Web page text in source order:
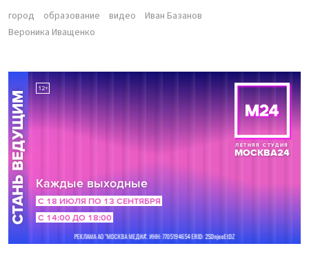
город образование видео
Иван Базанов
Вероника Иващенко